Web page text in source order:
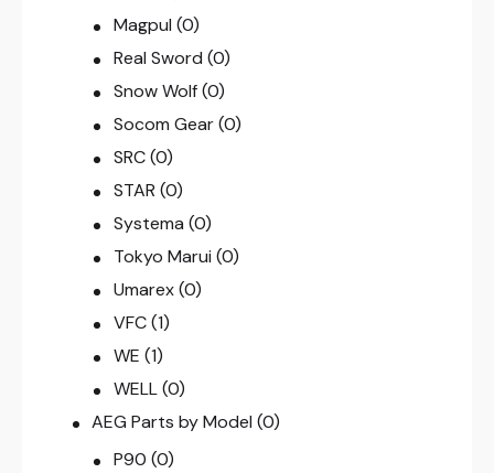
Magpul (0)
Real Sword (0)
Snow Wolf (0)
Socom Gear (0)
SRC (0)
STAR (0)
Systema (0)
Tokyo Marui (0)
Umarex (0)
VFC (1)
WE (1)
WELL (0)
AEG Parts by Model (0)
P90 (0)